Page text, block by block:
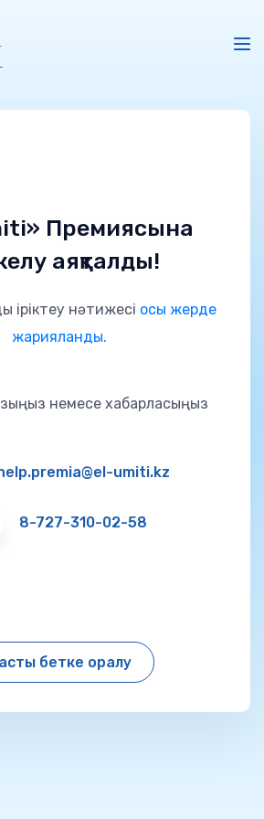
Премиясына
аяқталды!
іріктеу нәтижесі осы жерде
жарияланды.
немесе хабарласыңыз
umiti.kz
8-727-310-02-58
бетке оралу